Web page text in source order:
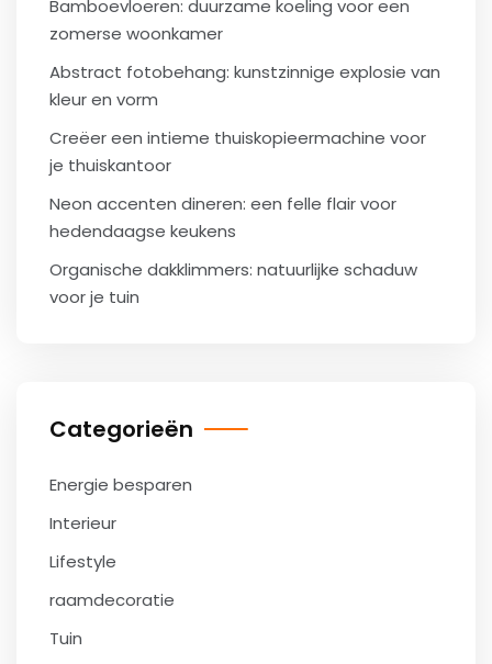
Bamboevloeren: duurzame koeling voor een
zomerse woonkamer
Abstract fotobehang: kunstzinnige explosie van
kleur en vorm
Creëer een intieme thuiskopieermachine voor
je thuiskantoor
Neon accenten dineren: een felle flair voor
hedendaagse keukens
Organische dakklimmers: natuurlijke schaduw
voor je tuin
Categorieën
Energie besparen
Interieur
Lifestyle
raamdecoratie
Tuin